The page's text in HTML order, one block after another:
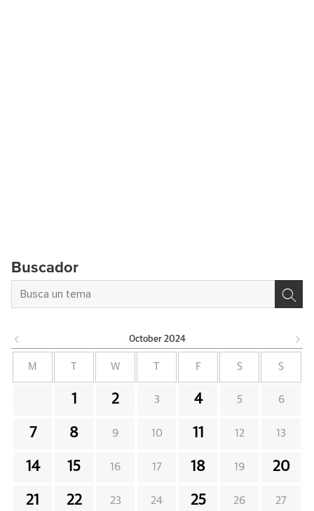
Buscador
October 2024
M W F S S
1 2 3 4 5 6
7 8 9 10 11 12 13
14 15 16 17 18 19 20
21 22 23 24 25 26 27